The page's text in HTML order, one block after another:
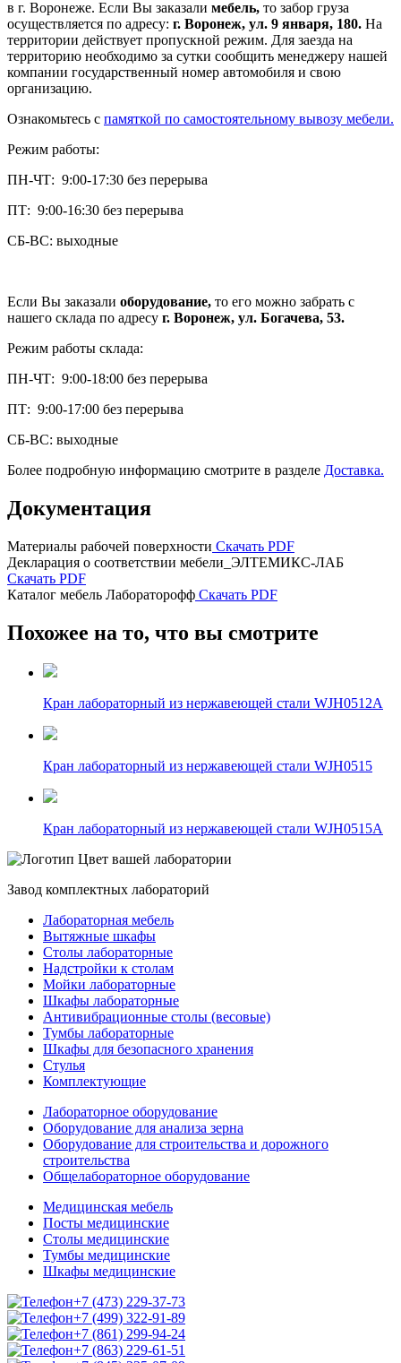
в г. Воронеже. Если Вы заказали мебель, то забор груза
осуществляется по адресу: г. Воронеж, ул. 9 января, 180. На
территории действует пропускной режим. Для заезда на
территорию необходимо за сутки сообщить менеджеру нашей
компании государственный номер автомобиля и свою
организацию.
Ознакомьтесь с памяткой по самостоятельному вывозу мебели.
Режим работы:
ПН-ЧТ: 9:00-17:30 без перерыва
ПТ: 9:00-16:30 без перерыва
СБ-ВС: выходные
Если Вы заказали оборудование, то его можно забрать с
нашего склада по адресу г. Воронеж, ул. Богачева, 53.
Режим работы склада:
ПН-ЧТ: 9:00-18:00 без перерыва
ПТ: 9:00-17:00 без перерыва
СБ-ВС: выходные
Более подробную информацию смотрите в разделе Доставка.
Документация
Материалы рабочей поверхности Скачать PDF
Декларация о соответствии мебели_ЭЛТЕМИКС-ЛАБ
Скачать PDF
Каталог мебель Лабораторофф Скачать PDF
Похожее на то, что вы смотрите
Кран лабораторный из нержавеющей стали WJH0512A
Кран лабораторный из нержавеющей стали WJH0515
Кран лабораторный из нержавеющей стали WJH0515A
Цвет вашей лаборатории
Завод комплектных лабораторий
Лабораторная мебель
Вытяжные шкафы
Столы лабораторные
Надстройки к столам
Мойки лабораторные
Шкафы лабораторные
Антивибрационные столы (весовые)
Тумбы лабораторные
Шкафы для безопасного хранения
Стулья
Комплектующие
Лабораторное оборудование
Оборудование для анализа зерна
Оборудование для строительства и дорожного
строительства
Общелабораторное оборудование
Медицинская мебель
Посты медицинские
Столы медицинские
Тумбы медицинские
Шкафы медицинские
+7 (473) 229-37-73
+7 (499) 322-91-89
+7 (861) 299-94-24
+7 (863) 229-61-51